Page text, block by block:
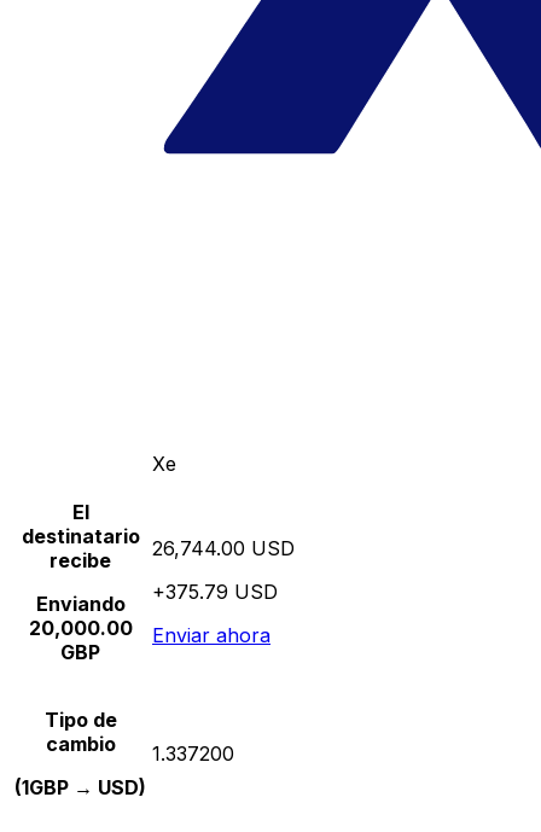
Xe
El
destinatario
recibe
Enviando
20,000.00
GBP
26,744.00 USD
+375.79 USD
Enviar ahora
Tipo de
cambio
(1GBP → USD)
1.337200